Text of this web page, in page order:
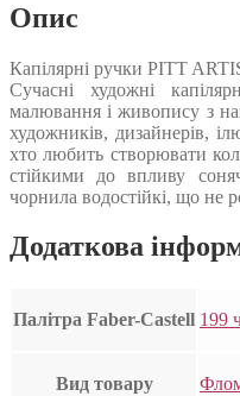
Опис
Капілярні ручки PITT
Сучасні художні
малювання і живопису з
художників, дизайнерів,
хто любить створювати
стійкими до впливу
чорнила водостійкі, що не
Додаткова
Палітра Faber-Castell 199
Вид товару